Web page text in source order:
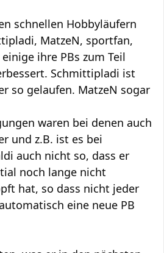
schnellen Hobbyläufern
MatzeN, sportfan,
ihre PBs zum Teil
Schmittipladi ist
so gelaufen. MatzeN sogar
waren bei denen auch
und z.B. ist es bei
auch nicht so, dass er
noch lange nicht
hat, so dass nicht jeder
eine neue PB